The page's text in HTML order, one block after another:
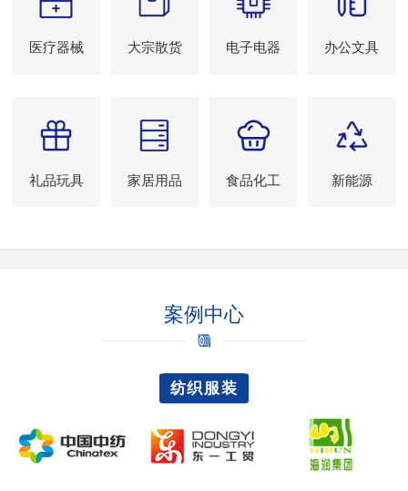
医疗器械 大宗散货 电子电器 办公文具
礼品玩具 家居用品 食品化工 新能源
案例中心
纺织服装